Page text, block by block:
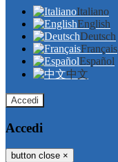
Italiano
English
Deutsch
Français
Español
中文
Accedi
Accedi
button close ×